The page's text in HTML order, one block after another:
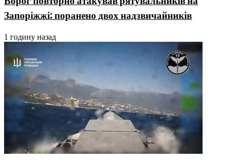
Запоріжжі: поранено двох надзвичайників
1 годину назад